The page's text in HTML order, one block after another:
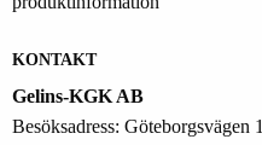
KONTAKT
Gelins-KGK AB
Besöksadress: Göteborgsvägen 1